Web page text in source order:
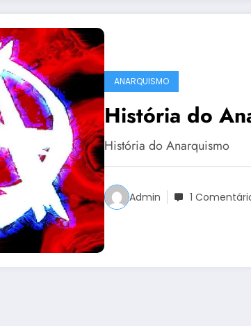
ANARQUISMO
História do
História do Anarquismo
Admin 1